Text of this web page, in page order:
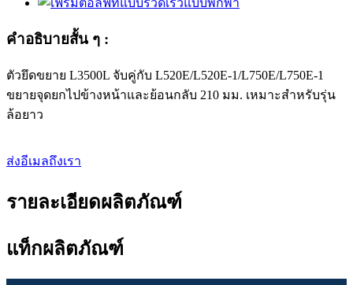
คำอธิบายสั้น ๆ :
ตัวยึดขยาย L3500L จับคู่กับ L520E/L520E-1/L750E/L750E-1
ขยายจุดยกไปข้างหน้าและย้อนกลับ 210 มม. เหมาะสำหรับรุ่น
ล้อยาว
ส่งอีเมลถึงเรา
รายละเอียดผลิตภัณฑ์
แท็กผลิตภัณฑ์